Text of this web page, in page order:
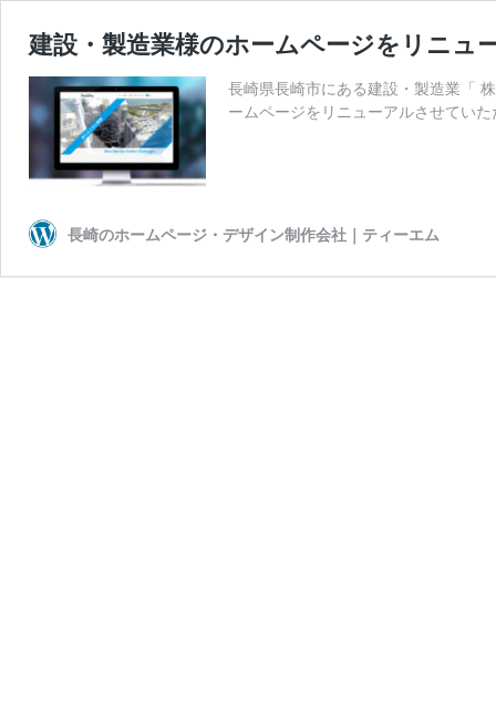
建設・製造業様のホームページをリニュ
長崎県長崎市にある建設・製造業「
ームページをリニューアルさせてい
長崎のホームページ・デザイン制作会社｜ティーエム